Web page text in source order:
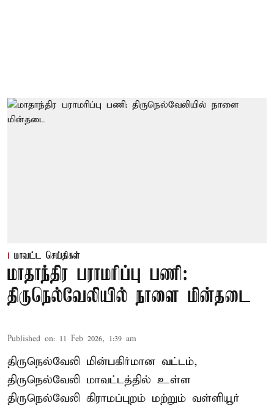
மாவட்ட செய்திகள்
மாதாந்திர பராமரிப்பு பணி:
திருநெல்வேலியில் நாளை மின்தடை
Published on: 11 Feb 2026, 1:39 am
திருநெல்வேலி மின்பகிர்மான வட்டம்,
திருநெல்வேலி மாவட்டத்தில் உள்ள
திருநெல்வேலி கிராமப்புறம் மற்றும் வள்ளியூர்